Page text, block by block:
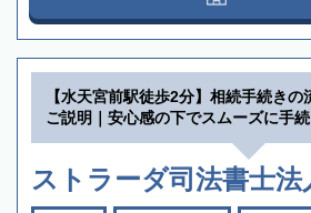
【水天宮前駅徒歩2分】相続手続きの
ご説明｜安心感の下でスムーズに手
ストラーダ司法書士法